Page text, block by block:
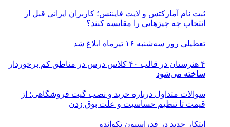
ثبت نام آمارکتس و لایت فایننس؛ کاربران ایرانی قبل از
انتخاب چه چیزهایی را مقایسه کنند؟
تعطیلی روز سه‌شنبه ۱۶ تیرماه ابلاغ شد
۴ هنرستان در قالب ۴۰ کلاس درس در مناطق کم برخوردار
ساخته می‌شود
سوالات متداول درباره خرید و نصب گیت فروشگاهی؛ از
قیمت تا تنظیم حساسیت و علت بوق زدن
ابتکار جدید در فدراسیون تکواندو